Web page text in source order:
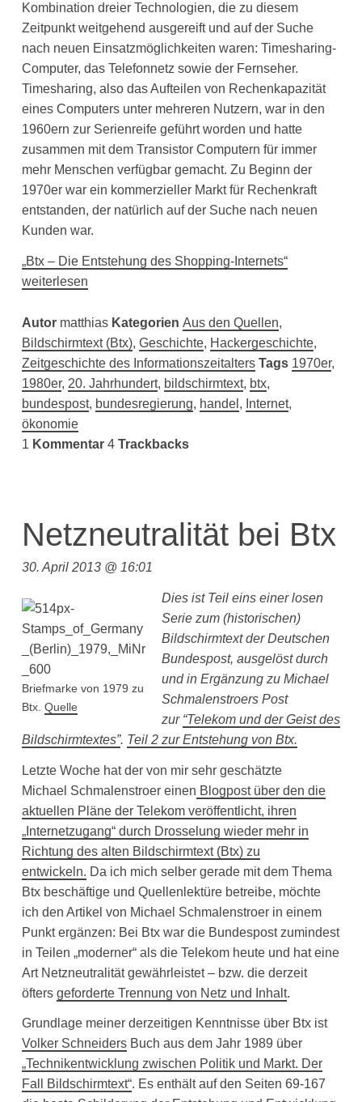
Kombination dreier Technologien, die zu diesem
Zeitpunkt weitgehend ausgereift und auf der Suche
nach neuen Einsatzmöglichkeiten waren: Timesharing-
Computer, das Telefonnetz sowie der Fernseher.
Timesharing, also das Aufteilen von Rechenkapazität
eines Computers unter mehreren Nutzern, war in den
1960ern zur Serienreife geführt worden und hatte
zusammen mit dem Transistor Computern für immer
mehr Menschen verfügbar gemacht. Zu Beginn der
1970er war ein kommerzieller Markt für Rechenkraft
entstanden, der natürlich auf der Suche nach neuen
Kunden war.
„Btx – Die Entstehung des Shopping-Internets“
weiterlesen
Autor matthias Kategorien Aus den Quellen,
Bildschirmtext (Btx), Geschichte, Hackergeschichte,
Zeitgeschichte des Informationszeitalters Tags 1970er,
1980er, 20. Jahrhundert, bildschirmtext, btx,
bundespost, bundesregierung, handel , Internet,
ökonomie
1 Kommentar 4Trackbacks
Netzneutralität bei Btx
30. April 2013 @ 16:01
Briefmarke von 1979 zu
Btx. Quelle
Dies ist Teil eins einer losen
Serie zum (historischen)
Bildschirmtext der Deutschen
Bundespost, ausgelöst durch
und in Ergänzung zu Michael
Schmalenstroers Post
zur “Telekom und der Geist des
Bildschirmtextes”. Teil 2 zur Entstehung von Btx.
Letzte Woche hat der von mir sehr geschätzte
Michael Schmalenstroer einen Blogpost über den die
aktuellen Pläne der Telekom veröffentlicht, ihren
„Internetzugang“ durch Drosselung wieder mehr in
Richtung des alten Bildschirmtext (Btx) zu
entwickeln. Da ich mich selber gerade mit dem Thema
Btx beschäftige und Quellenlektüre betreibe, möchte
ich den Artikel von Michael Schmalenstroer in einem
Punkt ergänzen: Bei Btx war die Bundespost zumindest
in Teilen „moderner“ als die Telekom heute und hat eine
Art Netzneutralität gewährleistet – bzw. die derzeit
öfters geforderte Trennung von Netz und Inhalt.
Grundlage meiner derzeitigen Kenntnisse über Btx ist
Volker SchneidersBuch aus dem Jahr 1989 über
„Technikentwicklung zwischen Politik und Markt. Der
Fall Bildschirmtext“. Es enthält auf den Seiten 69-167